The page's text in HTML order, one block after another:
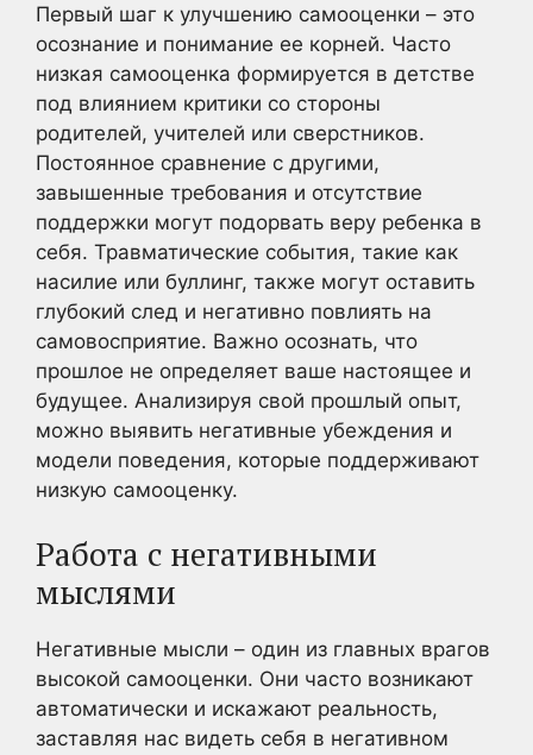
Первый шаг к улучшению самооценки – это
осознание и понимание ее корней. Часто
низкая самооценка формируется в детстве
под влиянием критики со стороны
родителей, учителей или сверстников.
Постоянное сравнение с другими,
завышенные требования и отсутствие
поддержки могут подорвать веру ребенка в
себя. Травматические события, такие как
насилие или буллинг, также могут оставить
глубокий след и негативно повлиять на
самовосприятие. Важно осознать, что
прошлое не определяет ваше настоящее и
будущее. Анализируя свой прошлый опыт,
можно выявить негативные убеждения и
модели поведения, которые поддерживают
низкую самооценку.
Работа с негативными
мыслями
Негативные мысли – один из главных врагов
высокой самооценки. Они часто возникают
автоматически и искажают реальность,
заставляя нас видеть себя в негативном